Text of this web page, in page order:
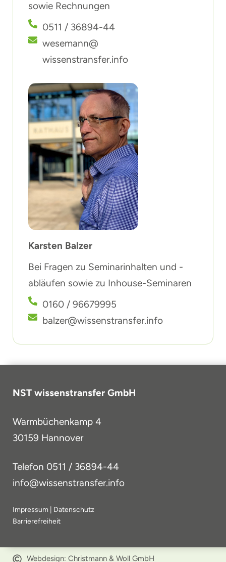
sowie Rechnungen
0511 / 36894-44
wesemann@
wissenstransfer.info
Karsten Balzer
Bei Fragen zu Seminarinhalten und -
abläufen sowie zu Inhouse-Seminaren
0160 / 96679995
balzer@wissenstransfer.info
NST wissenstransfer GmbH
Warmbüchenkamp 4
30159 Hannover
Telefon 0511 / 36894-44
info@wissenstransfer.info
Impressum
Datenschutz
Barrierefreiheit
Webdesign: Christmann & Woll GmbH